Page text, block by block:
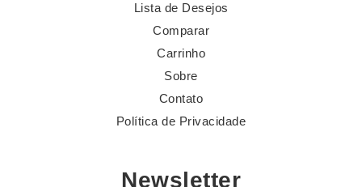
Lista de Desejos
Comparar
Carrinho
Sobre
Contato
Política de Privacidade
Newsletter